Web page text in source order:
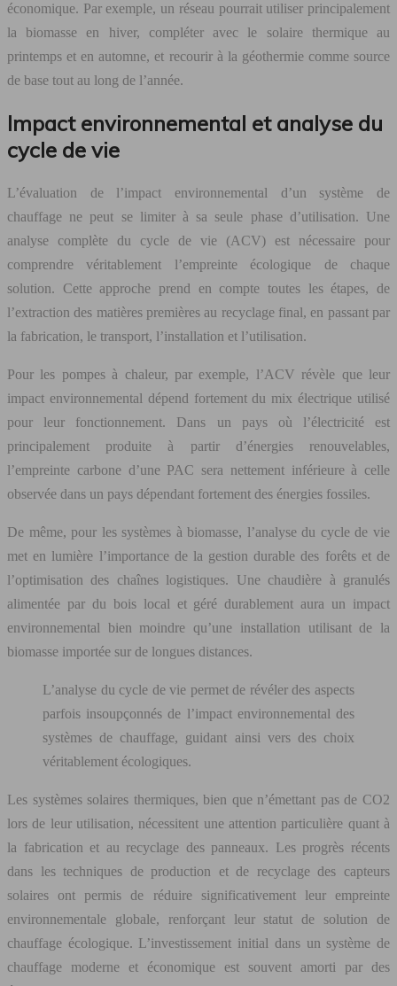
économique. Par exemple, un réseau pourrait utiliser principalement
la biomasse en hiver, compléter avec le solaire thermique au
printemps et en automne, et recourir à la géothermie comme source
de base tout au long de l’année.
Impact environnemental et analyse du
cycle de vie
L’évaluation de l’impact environnemental d’un système de
chauffage ne peut se limiter à sa seule phase d’utilisation. Une
analyse complète du cycle de vie (ACV) est nécessaire pour
comprendre véritablement l’empreinte écologique de chaque
solution. Cette approche prend en compte toutes les étapes, de
l’extraction des matières premières au recyclage final, en passant par
la fabrication, le transport, l’installation et l’utilisation.
Pour les pompes à chaleur, par exemple, l’ACV révèle que leur
impact environnemental dépend fortement du mix électrique utilisé
pour leur fonctionnement. Dans un pays où l’électricité est
principalement produite à partir d’énergies renouvelables,
l’empreinte carbone d’une PAC sera nettement inférieure à celle
observée dans un pays dépendant fortement des énergies fossiles.
De même, pour les systèmes à biomasse, l’analyse du cycle de vie
met en lumière l’importance de la gestion durable des forêts et de
l’optimisation des chaînes logistiques. Une chaudière à granulés
alimentée par du bois local et géré durablement aura un impact
environnemental bien moindre qu’une installation utilisant de la
biomasse importée sur de longues distances.
L’analyse du cycle de vie permet de révéler des aspects
parfois insoupçonnés de l’impact environnemental des
systèmes de chauffage, guidant ainsi vers des choix
véritablement écologiques.
Les systèmes solaires thermiques, bien que n’émettant pas de CO2
lors de leur utilisation, nécessitent une attention particulière quant à
la fabrication et au recyclage des panneaux. Les progrès récents
dans les techniques de production et de recyclage des capteurs
solaires ont permis de réduire significativement leur empreinte
environnementale globale, renforçant leur statut de solution de
chauffage écologique. L’investissement initial dans un système de
chauffage moderne et économique est souvent amorti par des